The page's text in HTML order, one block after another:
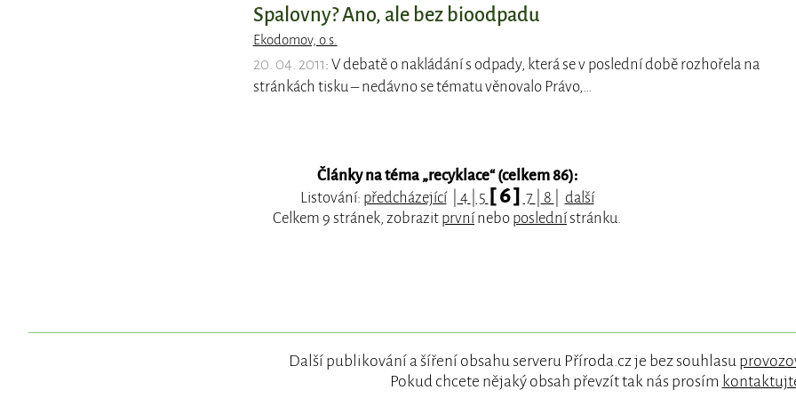
Spalovny? Ano, ale bez bioodpadu
Ekodomov, o.s.
20. 04. 2011: V debatě o nakládání s odpady, která se v poslední době rozhořela na
stránkách tisku – nedávno se tématu věnovalo Právo,…
Články na téma „recyklace“ (celkem 86):
Listování: předcházející| 4 5 [ 6 ] 7 8
další
Celkem 9 stránek, zobrazit prvnínebo poslednístránku.
Další publikování a šíření obsahu serveru Příroda.cz je bez souhlasu
Pokud chcete nějaký obsah převzít tak nás prosím